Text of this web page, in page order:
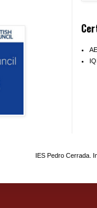
IES Pedro Cerrada.